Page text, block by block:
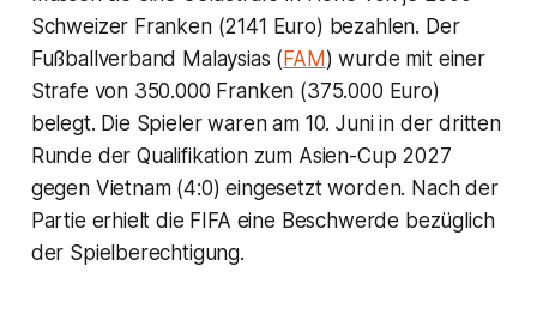
Schweizer Franken (2141 Euro) bezahlen. Der
Fußballverband Malaysias (FAM) wurde mit einer
Strafe von 350.000 Franken (375.000 Euro)
belegt. Die Spieler waren am 10. Juni in der dritten
Runde der Qualifikation zum Asien-Cup 2027
gegen Vietnam (4:0) eingesetzt worden. Nach der
Partie erhielt die FIFA eine Beschwerde bezüglich
der Spielberechtigung.